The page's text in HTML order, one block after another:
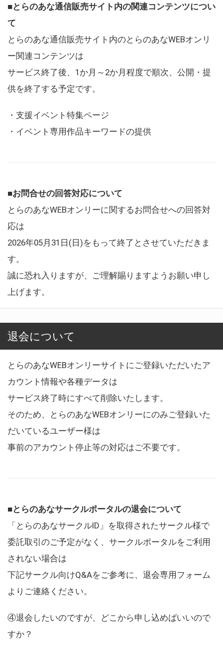
■とらのあな通信販売サイト内の関連コンテンツについ
て
とらのあな通信販売サイト内のとらのあなWEBオンリ
ー関連コンテンツは
サービス終了後、1か月～2か月程度で順次、公開・提
供を終了する予定です。
・支援イベント特集ページ
・イベント専用作品キーワードの提供
■お問合せの回答対応について
とらのあなWEBオンリーに関するお問合せへの回答対
応は
2026年05月31日(日)をもって終了とさせていただきま
す。
誠に恐れ入りますが、ご理解賜りますようお願い申し
上げます。
退会について
とらのあなWEBオンリーサイトにご登録いただいたア
カウント情報や各種データは
サービス終了時にすべて削除いたします。
そのため、とらのあなWEBオンリーにのみご登録いた
だいているユーザー様は
事前のアカウント停止等の対応はご不要です。
■とらのあなサークルポータルの退会について
「とらのあなサークルID」を取得されたサークル様で
委託取引のご予定がなく、サークルポータルをご利用
されない場合は
下記サークル向けQ&Aをご参考に、退会専用フォーム
よりご連絡ください。
④退会したいのですが、どこから申し込めばいいので
すか？